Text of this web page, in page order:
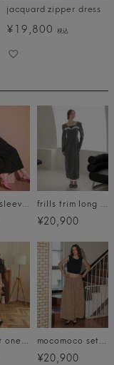
jacquard zipper dress
¥19,800 税込
pinstripe sleeveless bustier dress frills trim long dress
¥20,900
¥20,900